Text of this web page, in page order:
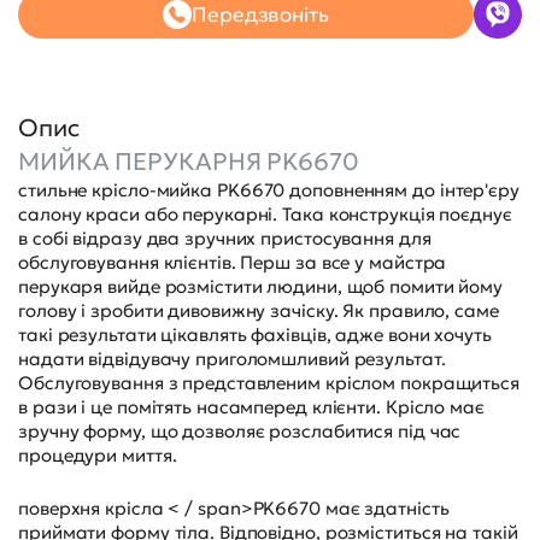
Передзвоніть
Опис
МИЙКА ПЕРУКАРНЯ PK6670
стильне крісло-мийка PK6670 доповненням до інтер'єру
салону краси або перукарні. Така конструкція поєднує
в собі відразу два зручних пристосування для
обслуговування клієнтів. Перш за все у майстра
перукаря вийде розмістити людини, щоб помити йому
голову і зробити дивовижну зачіску. Як правило, саме
такі результати цікавлять фахівців, адже вони хочуть
надати відвідувачу приголомшливий результат.
Обслуговування з представленим кріслом покращиться
в рази і це помітять насамперед клієнти. Крісло має
зручну форму, що дозволяє розслабитися під час
процедури миття.
поверхня крісла < / span>PK6670має здатність
приймати форму тіла. Відповідно, розміститься на такій